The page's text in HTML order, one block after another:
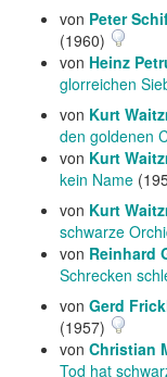
von Peter
(1960)
von Heinz
glorreichen
von Kurt
den goldenen
von Kurt
kein Name
von Kurt
schwarze
von Reinhard
Schrecken
von Gerd
(1957)
von Christian
Tod hat